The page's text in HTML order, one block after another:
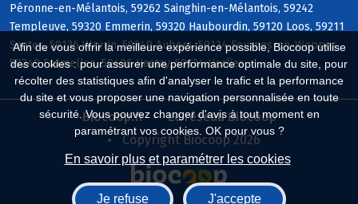
Afin de vous offrir la meilleure expérience possible, Biocoop utilise
des cookies : pour assurer une performance optimale du site, pour
récolter des statistiques afin d'analyser le trafic et la performance
du site et vous proposer une navigation personnalisée en toute
sécurité. Vous pouvez changer d'avis à tout moment en
paramétrant vos cookies. OK pour vous ?
En savoir plus et paramétrer les cookies
Je refuse J'accepte
Péronne-en-Mélantois, 59262 Sainghin-en-Mélantois, 59242
Templeuve, 59320 Emmerin, 59320 Haubourdin, 59120 Loos, 59211
Santes, 59136 Wavrin, 59249 Aubers, 59134 Fournes-en-Weppes,
59249 Fromelles, 59496 Hantay, 59134 Herlies
Biocoop.fr
Le réseau Biocoop
Copyright Biocoop 2026